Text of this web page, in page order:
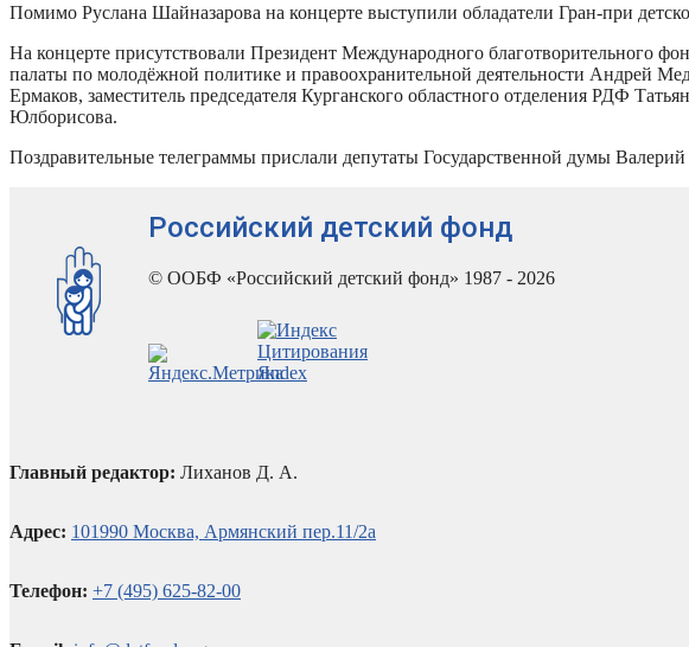
Помимо Руслана Шайназарова на концерте выступили обладатели Гран-при
На концерте присутствовали Президент Международного благотворительного
палаты по молодёжной политике и правоохранительной деятельности Андрей
Ермаков, заместитель председателя Курганского областного отделения РДФ
Юлборисова.
Поздравительные телеграммы прислали депутаты Государственной думы
Российский детский фонд
© ООБФ «Российский детский фонд» 1987 - 2026
Главный редактор: Лиханов Д. А.
Адрес: 101990 Москва, Армянский пер.11/2а
Телефон: +7 (495) 625-82-00